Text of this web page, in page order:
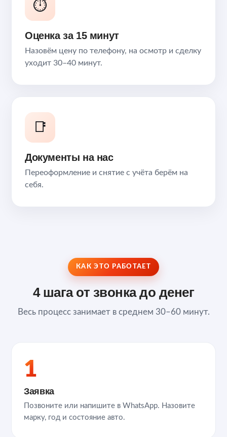
⏱️
Оценка за 15 минут
Назовём цену по телефону, на осмотр и сделку
уходит 30–40 минут.
📑
Документы на нас
Переоформление и снятие с учёта берём на
себя.
КАК ЭТО РАБОТАЕТ
4 шага от звонка до денег
Весь процесс занимает в среднем 30–60 минут.
1
Заявка
Позвоните или напишите в WhatsApp. Назовите
марку, год и состояние авто.